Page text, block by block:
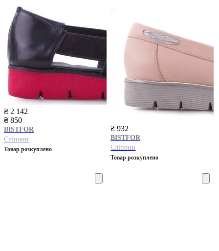
₴ 2 142
₴ 850
BISTFOR
Сліпони
Товар розкуплено
₴ 932
BISTFOR
Сліпони
Товар розкуплено